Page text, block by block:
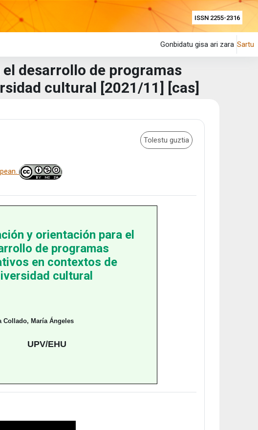
ISSN 2255-2316
Gonbidatu gisa ari zara Sartu
desarrollo de programas
cultural [2021/11] [cas]
Tolestu guztia
y orientación para el
de programas
en contextos de
cultural
Collado, María Ángeles
UPV/EHU